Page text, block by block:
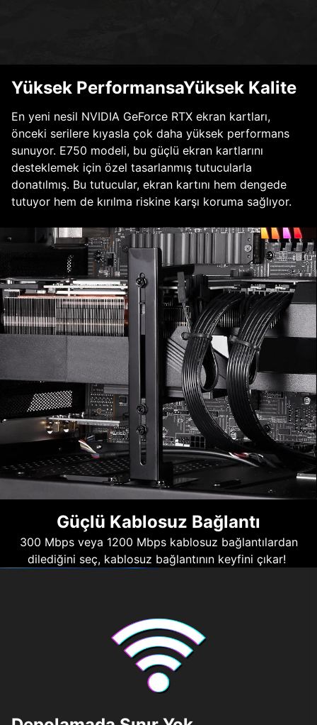
Yüksek PerformansaYüksek Kalite
En yeni nesil NVIDIA GeForce RTX ekran kartları,
önceki serilere kıyasla çok daha yüksek performans
sunuyor. E750 modeli, bu güçlü ekran kartlarını
desteklemek için özel tasarlanmış tutucularla
donatılmış. Bu tutucular, ekran kartını hem dengede
tutuyor hem de kırılma riskine karşı koruma sağlıyor.
Güçlü Kablosuz Bağlantı
300 Mbps veya 1200 Mbps kablosuz bağlantılardan
dilediğini seç, kablosuz bağlantının keyfini çıkar!